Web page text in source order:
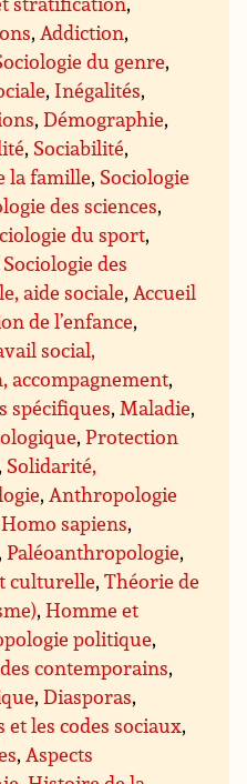
, Addiction,
du genre,
, Inégalités,
,Démographie,
, Sociabilité,
la famille, Sociologie
des sciences,
du sport,
Sociologie des
aide sociale, Accueil
de l’enfance,
social,
,
spécifiques, Maladie,
,Protection
, Solidarité,
, Anthropologie
Homo sapiens,
,Paléoanthropologie,
culturelle,Théorie de
,Homme et
politique,
contemporains,
,Diasporas,
et les codes sociaux,
, Aspects